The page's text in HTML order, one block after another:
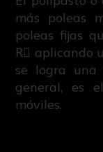
más poleas
poleas fijas
R⃗ aplicando
se logra una
general, es
móviles.